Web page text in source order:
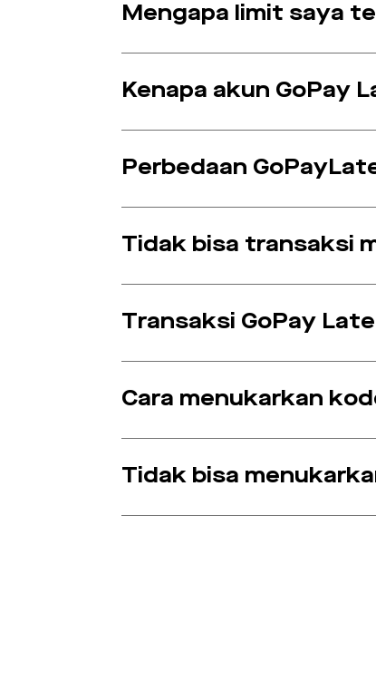
Mengapa limit saya
Kenapa akun GoPay
Perbedaan
Tidak bisa transaksi
Transaksi GoPay
Cara menukarkan
Tidak bisa